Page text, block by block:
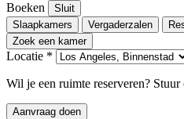
Boeken
Sluit
Slaapkamers
Vergaderzalen
Zoek een kamer
Locatie *
Wil je een ruimte reserveren? Stuur
Aanvraag doen